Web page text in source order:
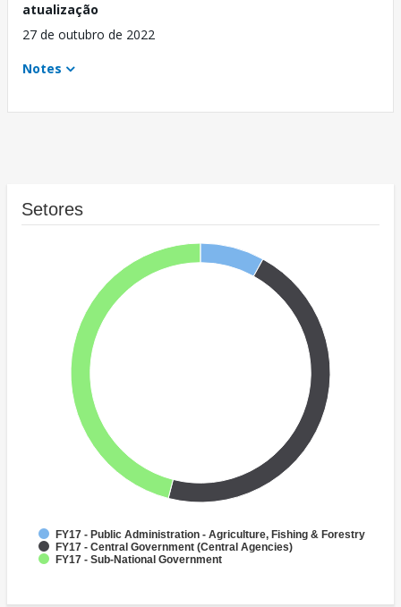
atualização
27 de outubro de 2022
Notes
Setores
FY17 - Public Administration - Agriculture, Fishing & Forestry
FY17 - Central Government (Central Agencies)
FY17 - Sub-National Government